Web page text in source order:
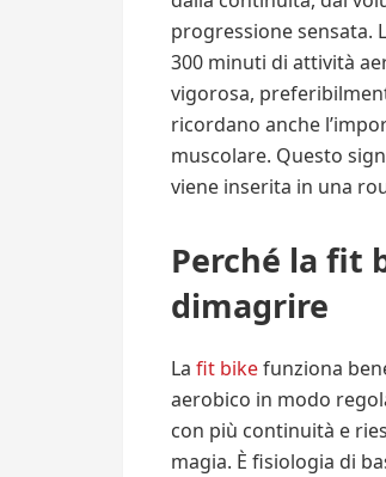
progressione sensata.
300 minuti di attività
vigorosa,
ricordano anche
muscolare. Questo
viene inserita in una
Perché la fit
dimagrire
La fit bikefunziona
aerobico in modo
con più continuità e
magia. È fisiologia di